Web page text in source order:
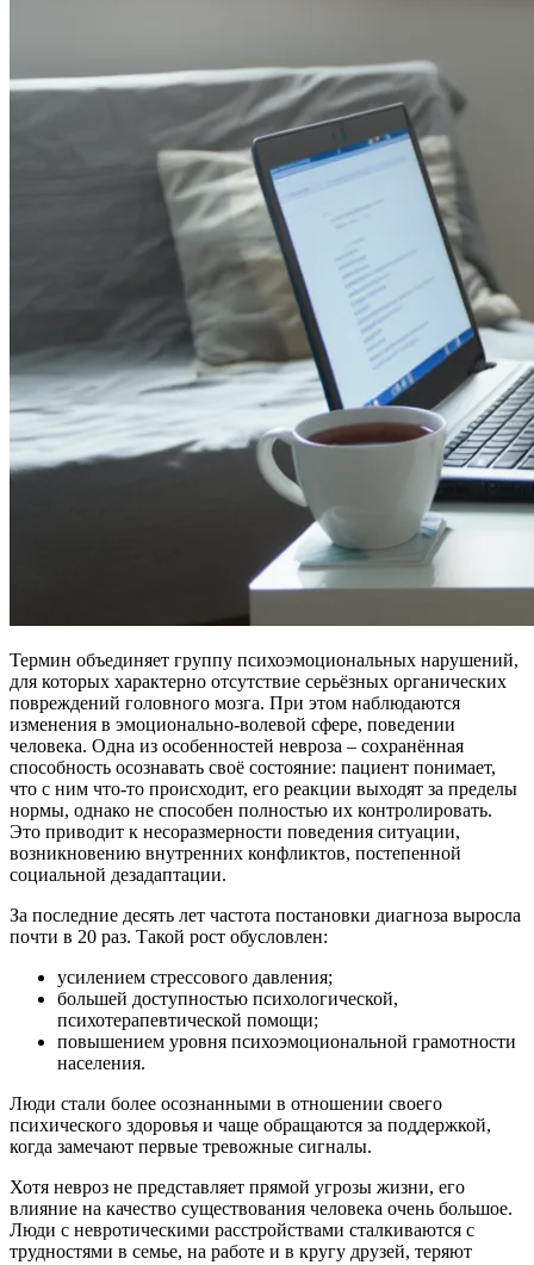
Термин объединяет группу психоэмоциональных нарушений,
для которых характерно отсутствие серьёзных органических
повреждений головного мозга. При этом наблюдаются
изменения в эмоционально-волевой сфере, поведении
человека. Одна из особенностей невроза – сохранённая
способность осознавать своё состояние: пациент понимает,
что с ним что-то происходит, его реакции выходят за пределы
нормы, однако не способен полностью их контролировать.
Это приводит к несоразмерности поведения ситуации,
возникновению внутренних конфликтов, постепенной
социальной дезадаптации.
За последние десять лет частота постановки диагноза выросла
почти в 20 раз. Такой рост обусловлен:
усилением стрессового давления;
большей доступностью психологической,
психотерапевтической помощи;
повышением уровня психоэмоциональной грамотности
населения.
Люди стали более осознанными в отношении своего
психического здоровья и чаще обращаются за поддержкой,
когда замечают первые тревожные сигналы.
Хотя невроз не представляет прямой угрозы жизни, его
влияние на качество существования человека очень большое.
Люди с невротическими расстройствами сталкиваются с
трудностями в семье, на работе и в кругу друзей, теряют